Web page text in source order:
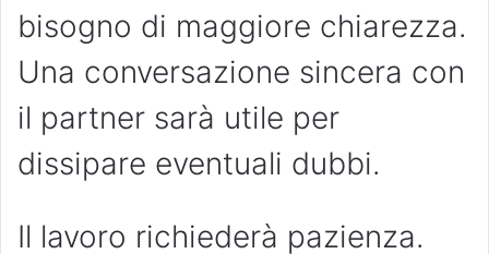
bisogno di maggiore chiarezza.
Una conversazione sincera con
il partner sarà utile per
dissipare eventuali dubbi.
Il lavoro richiederà pazienza.